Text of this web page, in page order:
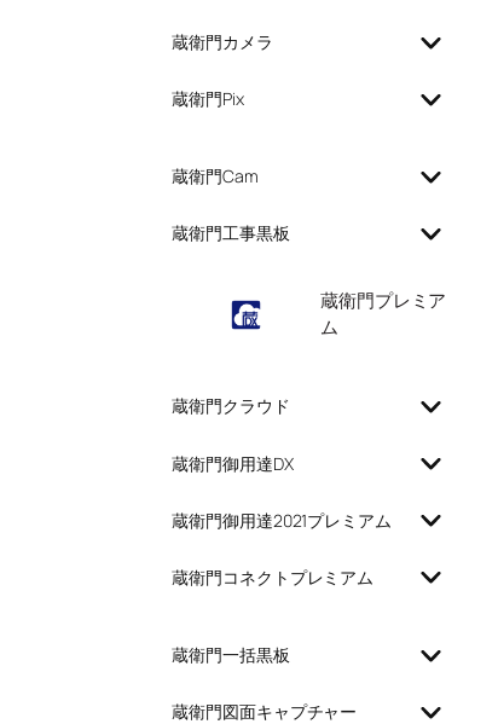
蔵衛門カメラ
蔵衛門Pix
蔵衛門Cam
蔵衛門工事黒板
蔵衛門プレミア
ム
蔵衛門クラウド
蔵衛門御用達DX
蔵衛門御用達2021プレミアム
蔵衛門コネクトプレミアム
蔵衛門一括黒板
蔵衛門図面キャプチャー